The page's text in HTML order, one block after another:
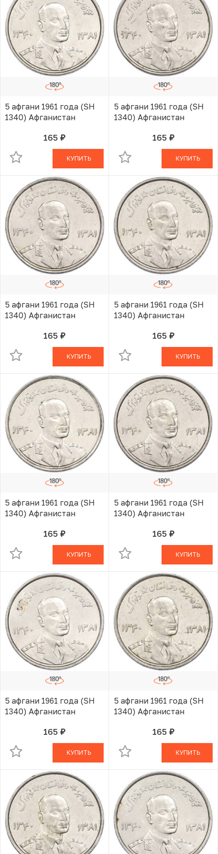
5 афгани 1961 года (SH
1340) Афганистан
165 руб.В КОРЗИНЕ
КУПИТЬ
5 афгани 1961 года (SH
1340) Афганистан
165 руб.В КОРЗИНЕ
КУПИТЬ
5 афгани 1961 года (SH
1340) Афганистан
165 руб.В КОРЗИНЕ
КУПИТЬ
5 афгани 1961 года (SH
1340) Афганистан
165 руб.В КОРЗИНЕ
КУПИТЬ
5 афгани 1961 года (SH
1340) Афганистан
165 руб.В КОРЗИНЕ
КУПИТЬ
5 афгани 1961 года (SH
1340) Афганистан
165 руб.В КОРЗИНЕ
КУПИТЬ
5 афгани 1961 года (SH
1340) Афганистан
165 руб.В КОРЗИНЕ
КУПИТЬ
5 афгани 1961 года (SH
1340) Афганистан
165 руб.В КОРЗИНЕ
КУПИТЬ